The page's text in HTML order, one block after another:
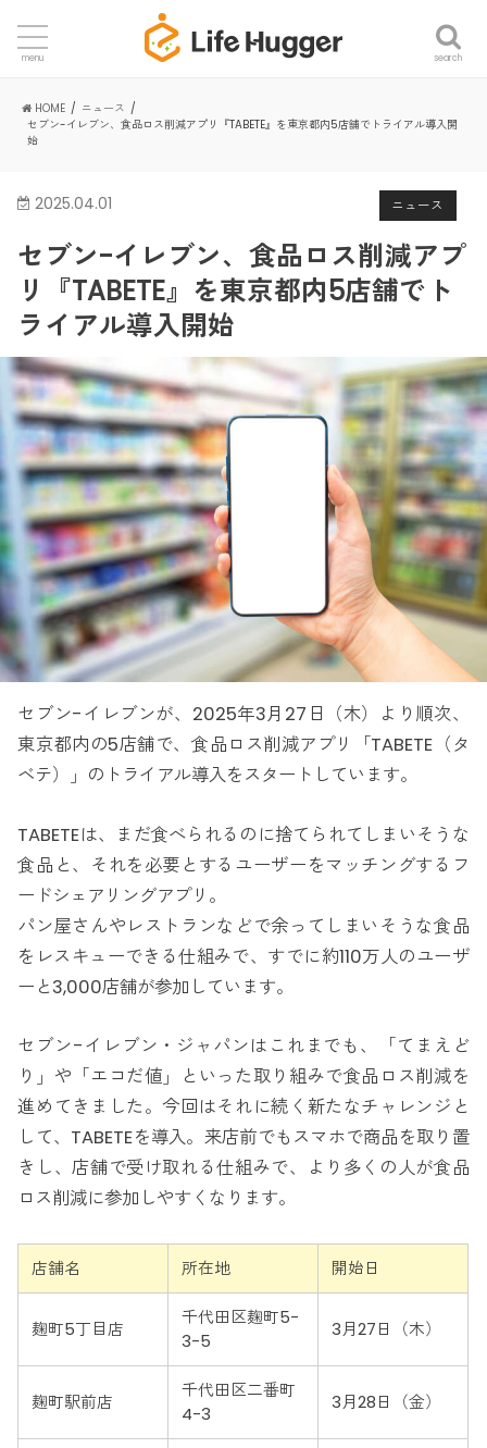
search
menu
HOME
ニュース
セブン-イレブン、食品ロス削減アプリ『TABETE』を東京都内5店舗でトライアル導入開
始
ニュース
2025.04.01
セブン-イレブン、食品ロス削減アプ
リ『TABETE』を東京都内5店舗でト
ライアル導入開始
セブン-イレブンが、2025年3月27日（木）より順次、
東京都内の5店舗で、食品ロス削減アプリ「TABETE（タ
ベテ）」のトライアル導入をスタートしています。
TABETEは、まだ食べられるのに捨てられてしまいそうな
食品と、それを必要とするユーザーをマッチングするフ
ードシェアリングアプリ。
パン屋さんやレストランなどで余ってしまいそうな食品
をレスキューできる仕組みで、すでに約110万人のユーザ
ーと3,000店舗が参加しています。
セブン-イレブン・ジャパンはこれまでも、「てまえど
り」や「エコだ値」といった取り組みで食品ロス削減を
進めてきました。今回はそれに続く新たなチャレンジと
して、TABETEを導入。来店前でもスマホで商品を取り置
きし、店舗で受け取れる仕組みで、より多くの人が食品
ロス削減に参加しやすくなります。
店舗名 所在地 開始日
麹町5丁目店
千代田区麹町5-
3-5
3月27日（木）
麹町駅前店
千代田区二番町
4-3
3月28日（金）